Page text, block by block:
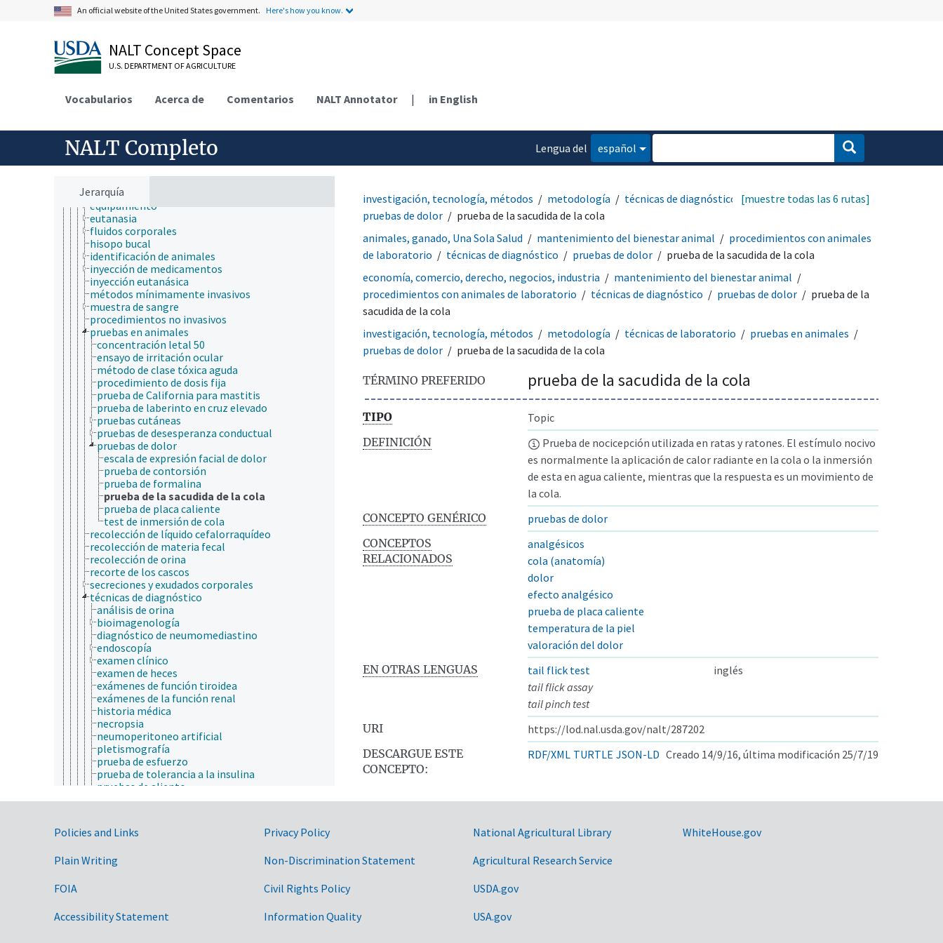
An official website of the United States government. Here's how you know.
NALT Concept Space
U.S. DEPARTMENT OF AGRICULTURE
Vocabularios Acerca de Comentarios NALT Annotator | in English
NALT Completo
Lengua del
español
Jerarquía
mantenimiento del bienestar animal
alternativas al uso de animales
bienestar animal
confort animal
legislación y normativa sobre bienestar animal
procedimientos con animales de laboratorio
administración de sustancias
asfixia
cirugía
cortar el pico
criopreservación
equipamiento
eutanasia
fluidos corporales
hisopo bucal
identificación de animales
inyección de medicamentos
inyección eutanásica
métodos mínimamente invasivos
muestra de sangre
procedimientos no invasivos
pruebas en animales
concentración letal 50
ensayo de irritación ocular
método de clase tóxica aguda
procedimiento de dosis fija
prueba de California para mastitis
prueba de laberinto en cruz elevado
pruebas cutáneas
pruebas de desesperanza conductual
pruebas de dolor
escala de expresión facial de dolor
prueba de contorsión
prueba de formalina
prueba de la sacudida de la cola
prueba de placa caliente
test de inmersión de cola
recolección de líquido cefalorraquídeo
recolección de materia fecal
recolección de orina
recorte de los cascos
secreciones y exudados corporales
técnicas de diagnóstico
análisis de orina
bioimagenología
diagnóstico de neumomediastino
endoscopía
examen clínico
examen de heces
exámenes de función tiroidea
exámenes de la función renal
historia médica
necropsia
neumoperitoneo artificial
pletismografía
prueba de esfuerzo
prueba de tolerancia a la insulina
pruebas de aliento
pruebas de audición
prueba de contorsión
prueba de la sacudida de la cola
pruebas de tolerancia a la glucosa
pruebas hematológicas
investigación, tecnología, métodos metodología
técnicas de diagnóstico
pruebas de dolor
prueba de la sacudida de la cola
[muestre todas las 6 rutas]
animales, ganado, Una Sola Salud mantenimiento del bienestar animal
procedimientos con animales
de laboratorio
técnicas de diagnóstico pruebas de dolor
prueba de la sacudida de la cola
economía, comercio, derecho, negocios, industria
mantenimiento del bienestar animal
procedimientos con animales de laboratorio
técnicas de diagnóstico pruebas de dolor
prueba de la
sacudida de la cola
investigación, tecnología, métodos
metodología técnicas de laboratorio
pruebas en animales
pruebas de dolor
prueba de la sacudida de la cola
TÉRMINO PREFERIDO prueba de la sacudida de la cola
TIPO
Topic
DEFINICIÓN
Prueba de nocicepción utilizada en ratas y ratones. El estímulo nocivo
es normalmente la aplicación de calor radiante en la cola o la inmersión
de esta en agua caliente, mientras que la respuesta es un movimiento de
la cola.
CONCEPTO GENÉRICO
pruebas de dolor
CONCEPTOS
RELACIONADOS
analgésicos
cola (anatomía)
dolor
efecto analgésico
prueba de placa caliente
temperatura de la piel
valoración del dolor
EN OTRAS LENGUAS
tail flick test
inglés
tail flick assay
tail pinch test
URI
https://lod.nal.usda.gov/nalt/287202
DESCARGUE ESTE
CONCEPTO:
RDF/XML TURTLE JSON-LD Creado 14/9/16, última modificación 25/7/19
Government Links
Policies and Links
Plain Writing
FOIA
Accessibility Statement
Privacy Policy
Non-Discrimination Statement
Civil Rights Policy
Information Quality
National Agricultural Library
Agricultural Research Service
USDA.gov
USA.gov
WhiteHouse.gov